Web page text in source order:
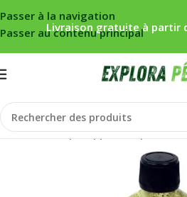
Passer à la navigation
Passer au contenu principal
Livraison gratuite à partir
Accueil/Carpe/Appâts/Liquides/